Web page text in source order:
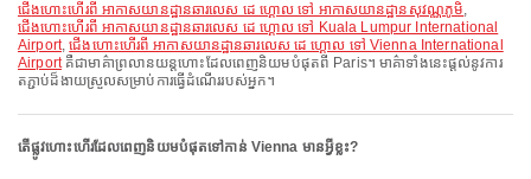
ជើងហោះហើរពី អាកាសយានដ្ឋានឆារលេស ដេ ហ្គោល ទៅ អាកាសយានដ្ឋានសុវណ្ណភូមិ,
ជើងហោះហើរពី អាកាសយានដ្ឋានឆារលេស ដេ ហ្គោល ទៅ Kuala Lumpur International
Airport,ជើងហោះហើរពី អាកាសយានដ្ឋានឆារលេស ដេ ហ្គោល ទៅ Vienna International
Airportគឺជាមាគ៌ាព្រលានយន្តហោះដែលពេញនិយមបំផុតពី Paris។ មាគ៌ាទាំងនេះផ្តល់នូវការ
តភ្ជាប់ដ៏ងាយស្រួលសម្រាប់ការធ្វើដំណើររបស់អ្នក។
តើផ្លូវហោះហើរដែលពេញនិយមបំផុតទៅកាន់ Vienna មានអ្វីខ្លះ?